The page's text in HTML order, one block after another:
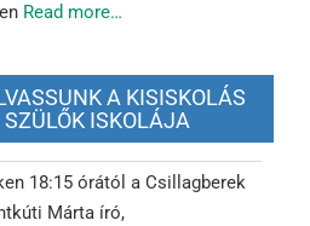
Read more…
A KISISKOLÁS
SZÜLŐK ISKOLÁJA
18:15 órától a Csillagberek
Márta író,